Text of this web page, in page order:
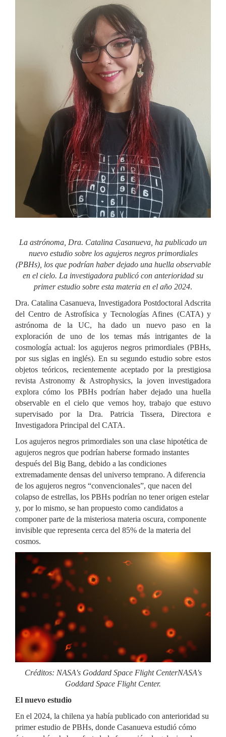
La astrónoma, Dra. Catalina Casanueva, ha publicado un
nuevo estudio sobre los agujeros negros primordiales
(PBHs), los que podrían haber dejado una huella observable
en el cielo. La investigadora publicó con anterioridad su
primer estudio sobre esta materia en el año 2024.
Dra. Catalina Casanueva, Investigadora Postdoctoral Adscrita
del Centro de Astrofísica y Tecnologías Afines (CATA) y
astrónoma de la UC, ha dado un nuevo paso en la
exploración de uno de los temas más intrigantes de la
cosmología actual: los agujeros negros primordiales (PBHs,
por sus siglas en inglés). En su segundo estudio sobre estos
objetos teóricos, recientemente aceptado por la prestigiosa
revista Astronomy & Astrophysics, la joven investigadora
explora cómo los PBHs podrían haber dejado una huella
observable en el cielo que vemos hoy, trabajo que estuvo
supervisado por la Dra. Patricia Tissera, Directora e
Investigadora Principal del CATA.
Los agujeros negros primordiales son una clase hipotética de
agujeros negros que podrían haberse formado instantes
después del Big Bang, debido a las condiciones
extremadamente densas del universo temprano. A diferencia
de los agujeros negros “convencionales”, que nacen del
colapso de estrellas, los PBHs podrían no tener origen estelar
y, por lo mismo, se han propuesto como candidatos a
componer parte de la misteriosa materia oscura, componente
invisible que representa cerca del 85% de la materia del
cosmos.
Créditos: NASA's Goddard Space Flight CenterNASA's
Goddard Space Flight Center.
El nuevo estudio
En el 2024, la chilena ya había publicado con anterioridad su
primer estudio de PBHs, donde Casanueva estudió cómo